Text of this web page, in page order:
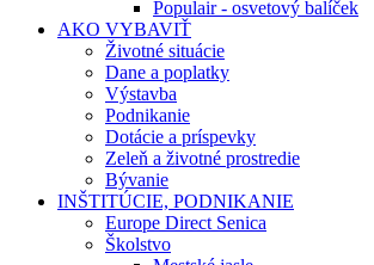
Populair - osvetový balíček
AKO VYBAVIŤ
Životné situácie
Dane a poplatky
Výstavba
Podnikanie
Dotácie a príspevky
Zeleň a životné prostredie
Bývanie
INŠTITÚCIE, PODNIKANIE
Europe Direct Senica
Školstvo